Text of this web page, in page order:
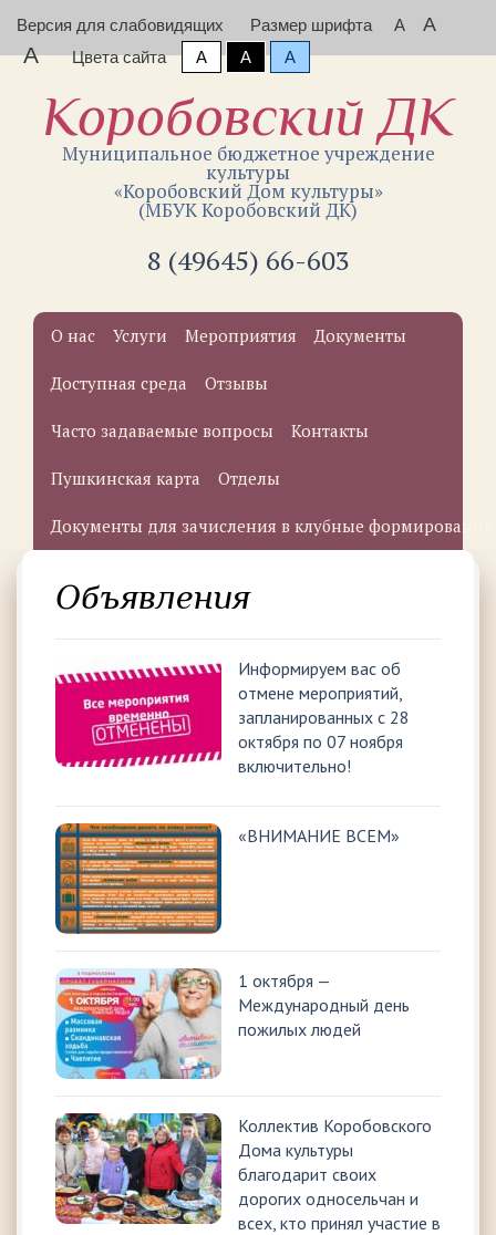
Версия для слабовидящих Размер шрифта A A
A Цвета сайта A A A
Коробовский ДК
Муниципальное бюджетное учреждение
культуры
«Коробовский Дом культуры»
(МБУК Коробовский ДК)
8 (49645) 66-603
О нас Услуги Мероприятия Документы
Доступная среда Отзывы
Часто задаваемые вопросы Контакты
Пушкинская карта Отделы
Документы для зачисления в клубные формирования
Объявления
Информируем вас об
отмене мероприятий,
запланированных с 28
октября по 07 ноября
включительно!
«ВНИМАНИЕ ВСЕМ»
1 октября —
Международный день
пожилых людей
Коллектив Коробовского
Дома культуры
благодарит своих
дорогих односельчан и
всех, кто принял участие в